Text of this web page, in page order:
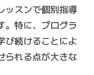
ッスンで個別指導
。特に、プログラ
び続けることによ
られる点が大きな